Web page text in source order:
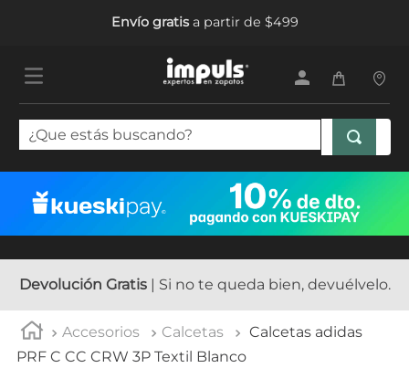
Envío gratisa partir de $499
¿Que estás buscando?
Devolución Gratis| Si no te queda bien, devuélvelo.
Accesorios Calcetas
Calcetas adidas
PRF C CC CRW 3P Textil Blanco
1.
tenis mujer
tenis hombre
5. tenis